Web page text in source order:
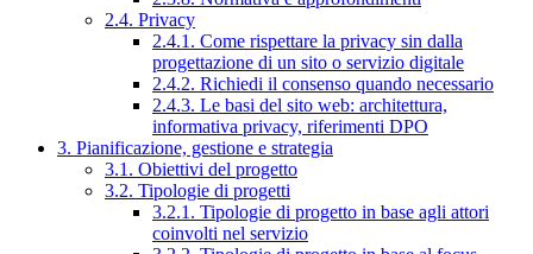
2.4. Privacy
2.4.1. Come rispettare la privacy sin dalla
progettazione di un sito o servizio digitale
2.4.2. Richiedi il consenso quando necessario
2.4.3. Le basi del sito web: architettura,
informativa privacy, riferimenti DPO
3. Pianificazione, gestione e strategia
3.1. Obiettivi del progetto
3.2. Tipologie di progetti
3.2.1. Tipologie di progetto in base agli attori
coinvolti nel servizio